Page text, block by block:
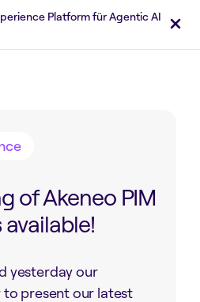
Platform für Agentic AI
of Akeneo PIM
available!
yesterday our
present our latest